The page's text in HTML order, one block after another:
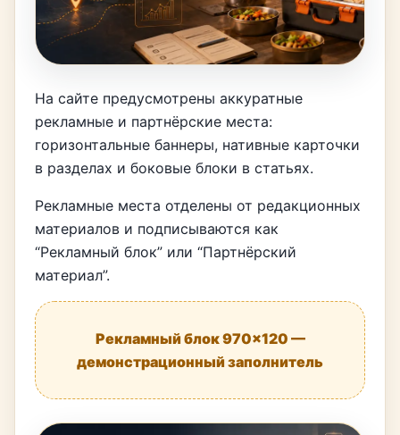
На сайте предусмотрены аккуратные
рекламные и партнёрские места:
горизонтальные баннеры, нативные карточки
в разделах и боковые блоки в статьях.
Рекламные места отделены от редакционных
материалов и подписываются как
“Рекламный блок” или “Партнёрский
материал”.
Рекламный блок 970×120 —
демонстрационный заполнитель